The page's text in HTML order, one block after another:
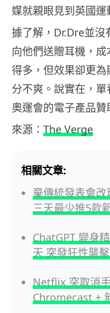
媒就親眼見到英國
據了解，Dr.Dre並沒
向他們送贈耳機，
得多，但效果卻更
分不爽。說實在，
奧運會的電子產品
來源： The Verge
相關文章:
棄傳統發表會
三天最少推5款
ChatGPT 變身
天 突發狂性襲
Netflix 突取消
Chromecast +